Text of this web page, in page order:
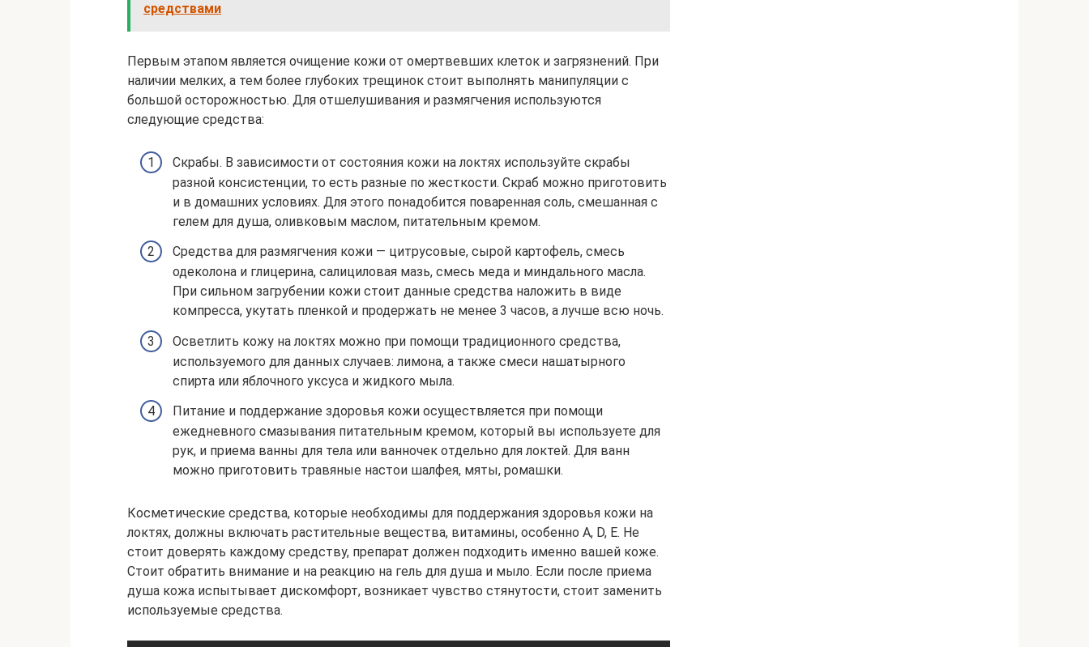
средствами
Первым этапом является очищение кожи от омертвевших клеток и загрязнений. При
наличии мелких, а тем более глубоких трещинок стоит выполнять манипуляции с
большой осторожностью. Для отшелушивания и размягчения используются
следующие средства:
Скрабы. В зависимости от состояния кожи на локтях используйте скрабы
разной консистенции, то есть разные по жесткости. Скраб можно приготовить
и в домашних условиях. Для этого понадобится поваренная соль, смешанная с
гелем для душа, оливковым маслом, питательным кремом.
Средства для размягчения кожи — цитрусовые, сырой картофель, смесь
одеколона и глицерина, салициловая мазь, смесь меда и миндального масла.
При сильном загрубении кожи стоит данные средства наложить в виде
компресса, укутать пленкой и продержать не менее 3 часов, а лучше всю ночь.
Осветлить кожу на локтях можно при помощи традиционного средства,
используемого для данных случаев: лимона, а также смеси нашатырного
спирта или яблочного уксуса и жидкого мыла.
Питание и поддержание здоровья кожи осуществляется при помощи
ежедневного смазывания питательным кремом, который вы используете для
рук, и приема ванны для тела или ванночек отдельно для локтей. Для ванн
можно приготовить травяные настои шалфея, мяты, ромашки.
Косметические средства, которые необходимы для поддержания здоровья кожи на
локтях, должны включать растительные вещества, витамины, особенно А, D, Е. Не
стоит доверять каждому средству, препарат должен подходить именно вашей коже.
Стоит обратить внимание и на реакцию на гель для душа и мыло. Если после приема
душа кожа испытывает дискомфорт, возникает чувство стянутости, стоит заменить
используемые средства.